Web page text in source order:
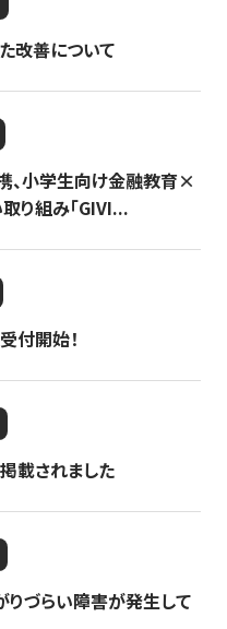
改善について
、小学生向け金融教育×
り組み「GIVI...
付開始！
載されました
りづらい障害が発生して